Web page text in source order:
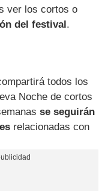
ver los cortos o
del festival .
todos los
Noche de cortos
se seguirán
relacionadas con